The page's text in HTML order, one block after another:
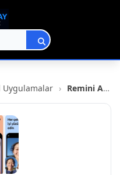
Uygulamalar › Remini APK